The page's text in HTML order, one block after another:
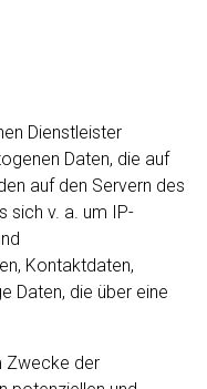
Dienstleister
Daten, die auf
auf den Servern des
sich v. a. um IP-
Kontaktdaten,
Daten, die über eine
Zwecke der